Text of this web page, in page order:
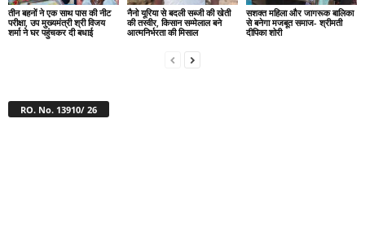
तीन बहनों ने एक साथ पास की नीट
परीक्षा, उप मुख्यमंत्री श्री विजय
शर्मा ने घर पहुंचकर दी बधाई
नैनो यूरिया से बदली सब्जी की खेती
की तस्वीर, किसान सम्मेलाल बने
आत्मनिर्भरता की मिसाल
सशक्त महिला और जागरूक बालिका
से बनेगा मजबूत समाज- श्रीमती
दीपिका शोरी
RO. No. 13910/ 26